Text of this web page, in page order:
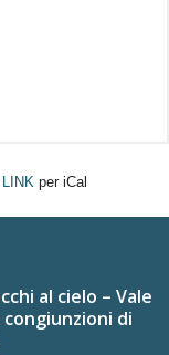
LINK per iCal
al cielo – Vale
congiunzioni di